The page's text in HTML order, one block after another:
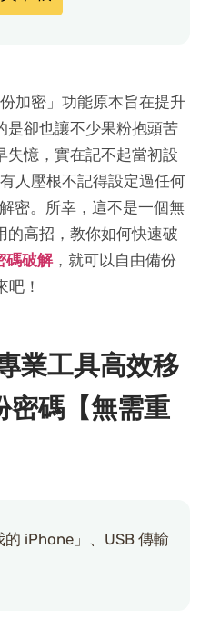
加密」功能原本旨在提升
是卻也讓不少果粉抱頭苦
失憶，實在記不起當初設
人壓根不記得設定過任何
密。所幸，這不是一個無
的高招，教你如何快速破
碼破解，就可以自由備份
吧！
業工具高效移
密碼【無需重
iPhone」、USB 傳輸